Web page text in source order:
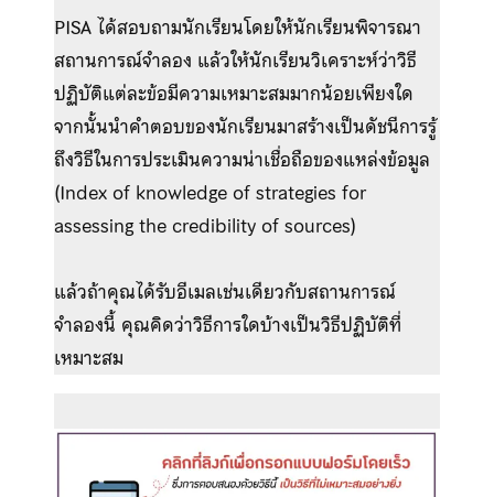
PISA ได้สอบถามนักเรียนโดยให้นักเรียนพิจารณา
สถานการณ์จำลอง แล้วให้นักเรียนวิเคราะห์ว่าวิธี
ปฏิบัติแต่ละข้อมีความเหมาะสมมากน้อยเพียงใด
จากนั้นนำคำตอบของนักเรียนมาสร้างเป็นดัชนีการรู้
ถึงวิธีในการประเมินความน่าเชื่อถือของแหล่งข้อมูล
(Index of knowledge of strategies for
assessing the credibility of sources)
แล้วถ้าคุณได้รับอีเมลเช่นเดียวกับสถานการณ์
จำลองนี้ คุณคิดว่าวิธีการใดบ้างเป็นวิธีปฏิบัติที่
เหมาะสม